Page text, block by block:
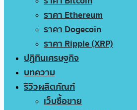
ราคา Ethereum
ราคา Dogecoin
ราคา Ripple (XRP)
ปฏิทินเศรษฐกิจ
บทความ
รีวิวผลิตภัณฑ์
เว็บซื้อขาย